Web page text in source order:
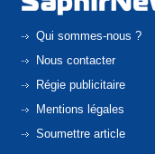
Qui sommes-nous ?
Nous contacter
Régie publicitaire
Mentions légales
Soumettre article